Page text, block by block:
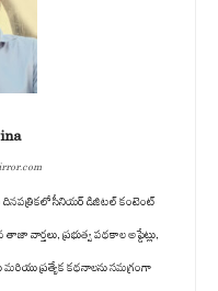
దినపత్రికలో సీనియర్ డిజిటల్ కంటెంట్
వార్తలు, ప్రభుత్వ పథకాల అప్డేట్లు,
ప్రత్యేక కథనాలను సమగ్రంగా